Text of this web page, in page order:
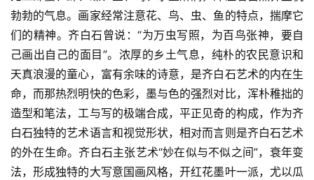
勃勃的气息。画家经常注意花、鸟、虫、鱼的特点，揣摩它
们的精神。齐白石曾说：“为万虫写照，为百鸟张神，要自
己画出自己的面目”。浓厚的乡土气息，纯朴的农民意识和
天真浪漫的童心，富有余味的诗意，是齐白石艺术的内在生
命，而那热烈明快的色彩，墨与色的强烈对比，浑朴稚拙的
造型和笔法，工与写的极端合成，平正见奇的构成，作为齐
白石独特的艺术语言和视觉形状，相对而言则是齐白石艺术
的外在生命。齐白石主张艺术“妙在似与不似之间”，衰年变
法，形成独特的大写意国画风格，开红花墨叶一派，尤以瓜